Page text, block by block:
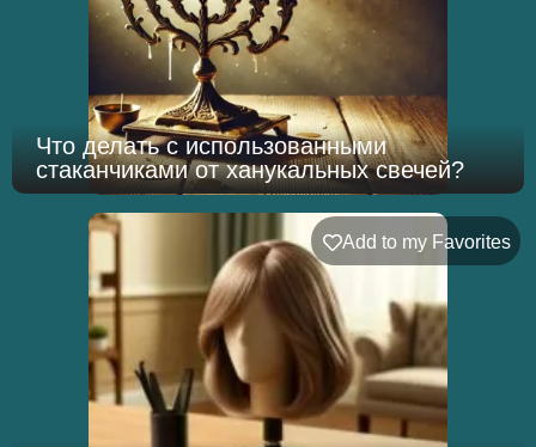
Что делать с использованными
стаканчиками от ханукальных свечей?
Add to my Favorites